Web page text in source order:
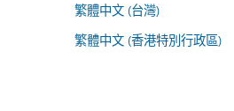
繁體中文 (台灣)
繁體中文 (香港特別行政區)